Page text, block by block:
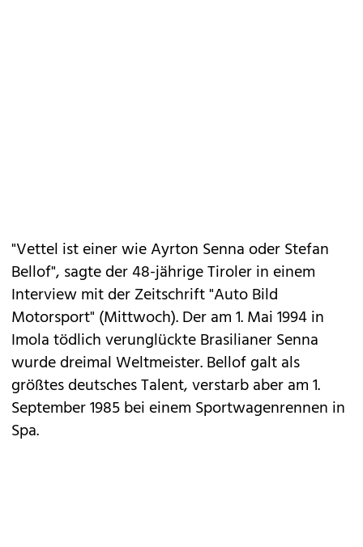
"Vettel ist einer wie Ayrton Senna oder Stefan
Bellof", sagte der 48-jährige Tiroler in einem
Interview mit der Zeitschrift "Auto Bild
Motorsport" (Mittwoch). Der am 1. Mai 1994 in
Imola tödlich verunglückte Brasilianer Senna
wurde dreimal Weltmeister. Bellof galt als
größtes deutsches Talent, verstarb aber am 1.
September 1985 bei einem Sportwagenrennen in
Spa.